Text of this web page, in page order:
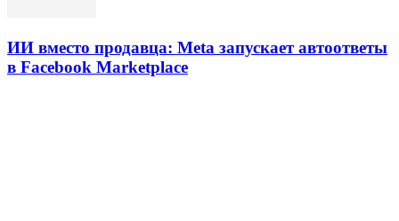
ИИ вместо продавца: Meta запускает автоответы
в Facebook Marketplace